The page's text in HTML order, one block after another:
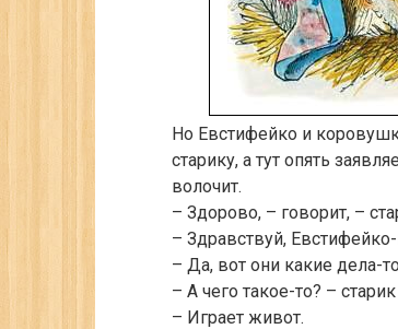
Но Евстифейко и
старику, а тут опять
волочит.
– Здорово, – говорит, –
– Здравствуй,
– Да, вот они какие дела-
– А чего такое-то? –
– Играет живот.